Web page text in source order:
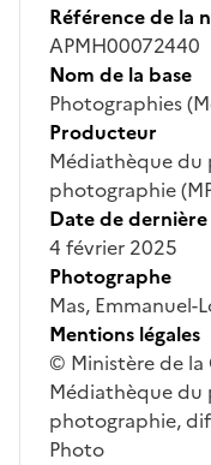
Référence de la
APMH00072440
Nom de la base
Photographies
Producteur
Médiathèque du
photographie
Date de
4 février 2025
Photographe
Mas, Emmanuel-
Mentions légales
© Ministère de la
Médiathèque du
photographie,
Photo